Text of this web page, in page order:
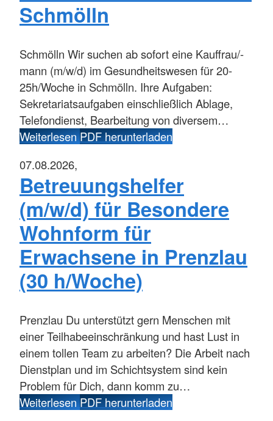
Schmölln
Schmölln Wir suchen ab sofort eine Kauffrau/-
mann (m/w/d) im Gesundheitswesen für 20-
25h/Woche in Schmölln. Ihre Aufgaben:
Sekretariatsaufgaben einschließlich Ablage,
Telefondienst, Bearbeitung von diversem…
WeiterlesenPDF herunterladen
07.08.2026,
Betreuungshelfer
(m/w/d) für Besondere
Wohnform für
Erwachsene in Prenzlau
(30 h/Woche)
Prenzlau Du unterstützt gern Menschen mit
einer Teilhabeeinschränkung und hast Lust in
einem tollen Team zu arbeiten? Die Arbeit nach
Dienstplan und im Schichtsystem sind kein
Problem für Dich, dann komm zu…
WeiterlesenPDF herunterladen